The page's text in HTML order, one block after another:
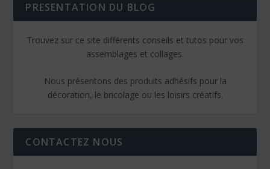
PRESENTATION DU BLOG
Trouvez sur ce site différents conseils et tutos pour vos
assemblages et collages.
Nous présentons des produits adhésifs pour la
décoration, le bricolage ou les loisirs créatifs.
CONTACTEZ NOUS